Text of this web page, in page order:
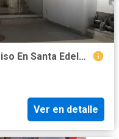
Venta Departamento Primer Piso En Santa Edelmira - Víctor Larco Herrera
Ver en detalle